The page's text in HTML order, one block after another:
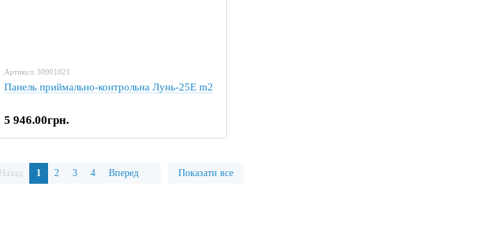
Артикул: 30901021
Панель приймально-контрольна Лунь-25Е m2
5 946.00грн.
Назад 1 2 3 4 Вперед Показати все